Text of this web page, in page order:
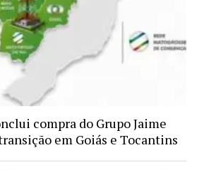
compra do Grupo Jaime
em Goiás e Tocantins